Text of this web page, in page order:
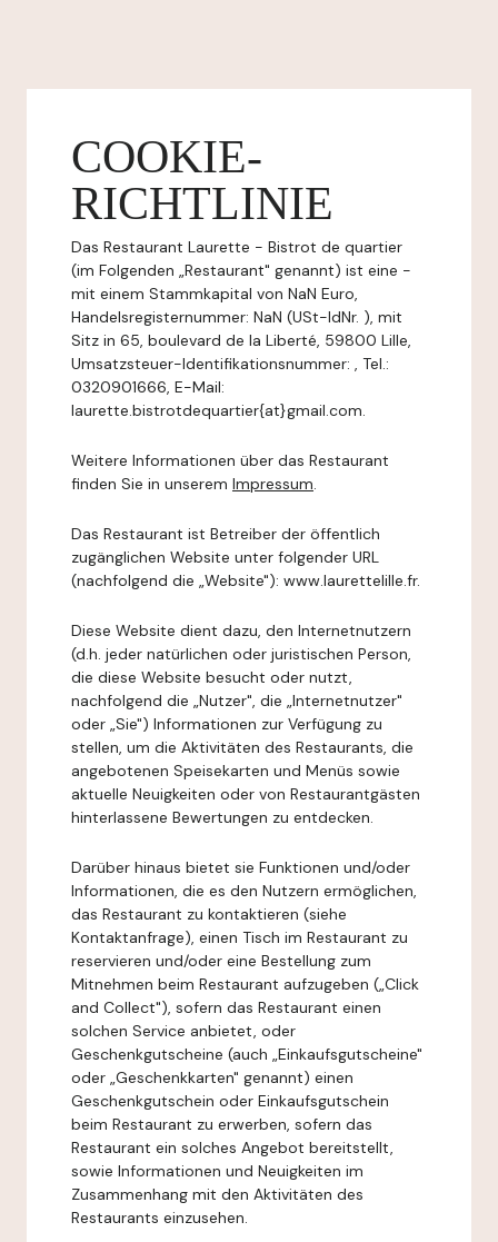
COOKIE-
RICHTLINIE
Das Restaurant Laurette - Bistrot de quartier
(im Folgenden „Restaurant" genannt) ist eine -
mit einem Stammkapital von NaN Euro,
Handelsregisternummer: NaN (USt-IdNr. ), mit
Sitz in 65, boulevard de la Liberté, 59800 Lille,
Umsatzsteuer-Identifikationsnummer: , Tel.:
0320901666, E-Mail:
laurette.bistrotdequartier{at}gmail.com.
Weitere Informationen über das Restaurant
finden Sie in unserem Impressum.
Das Restaurant ist Betreiber der öffentlich
zugänglichen Website unter folgender URL
(nachfolgend die „Website"): www.laurettelille.fr.
Diese Website dient dazu, den Internetnutzern
(d.h. jeder natürlichen oder juristischen Person,
die diese Website besucht oder nutzt,
nachfolgend die „Nutzer", die „Internetnutzer"
oder „Sie") Informationen zur Verfügung zu
stellen, um die Aktivitäten des Restaurants, die
angebotenen Speisekarten und Menüs sowie
aktuelle Neuigkeiten oder von Restaurantgästen
hinterlassene Bewertungen zu entdecken.
Darüber hinaus bietet sie Funktionen und/oder
Informationen, die es den Nutzern ermöglichen,
das Restaurant zu kontaktieren (siehe
Kontaktanfrage), einen Tisch im Restaurant zu
reservieren und/oder eine Bestellung zum
Mitnehmen beim Restaurant aufzugeben („Click
and Collect"), sofern das Restaurant einen
solchen Service anbietet, oder
Geschenkgutscheine (auch „Einkaufsgutscheine"
oder „Geschenkkarten" genannt) einen
Geschenkgutschein oder Einkaufsgutschein
beim Restaurant zu erwerben, sofern das
Restaurant ein solches Angebot bereitstellt,
sowie Informationen und Neuigkeiten im
Zusammenhang mit den Aktivitäten des
Restaurants einzusehen.